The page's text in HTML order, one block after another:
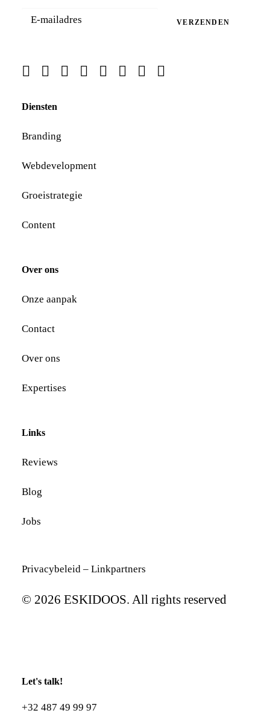
VERZENDEN
Diensten
Branding
Webdevelopment
Groeistrategie
Content
Over ons
Onze aanpak
Contact
Over ons
Expertises
Links
Reviews
Blog
Jobs
Privacybeleid – Linkpartners
© 2026 ESKIDOOS. All rights reserved
Let's talk!
+32 487 49 99 97